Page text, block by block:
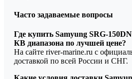
Часто задаваемые вопросы
Где купить Samyung SRG-
КВ диапазона по лучшей цене?
На сайте river-marine.ru с
доставкой по всей России и СНГ.